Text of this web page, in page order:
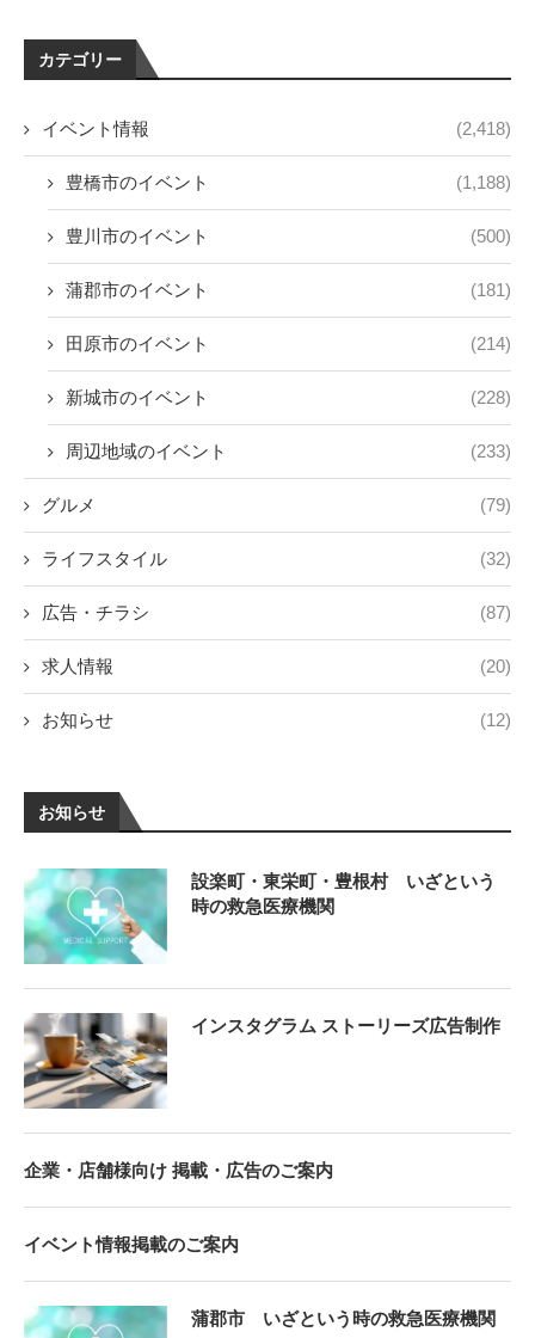
カテゴリー
イベント情報 (2,418)
豊橋市のイベント (1,188)
豊川市のイベント (500)
蒲郡市のイベント (181)
田原市のイベント (214)
新城市のイベント (228)
周辺地域のイベント (233)
グルメ (79)
ライフスタイル (32)
広告・チラシ (87)
求人情報 (20)
お知らせ (12)
お知らせ
設楽町・東栄町・豊根村 いざという
時の救急医療機関
インスタグラム ストーリーズ広告制作
企業・店舗様向け 掲載・広告のご案内
イベント情報掲載のご案内
蒲郡市 いざという時の救急医療機関